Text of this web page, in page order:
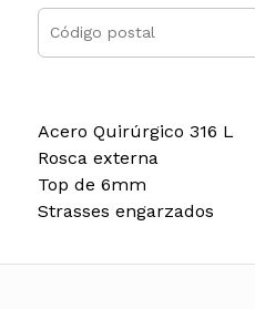
Acero Quirúrgico 316 L
Rosca externa
Top de 6mm
Strasses engarzados